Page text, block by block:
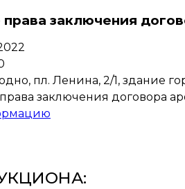
заключения
пл. Ленина, 2/1, здание
заключения договора